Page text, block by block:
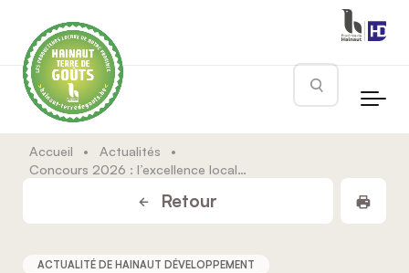
Rechercher
Accueil • Actualités
•
Concours 2026 : l’excellence locale des producteurs du Hainaut sous les projecteurs
Retour
ACTUALITÉ DE HAINAUT DÉVELOPPEMENT